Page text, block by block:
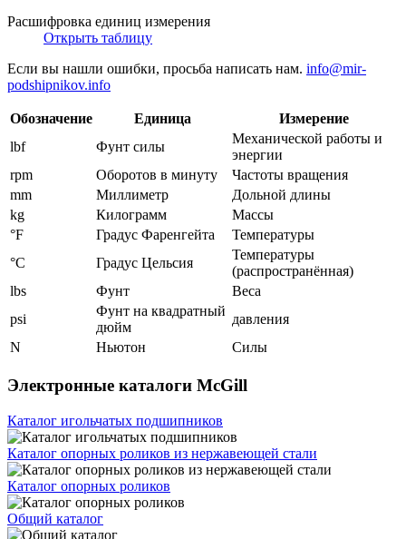
Расшифровка единиц измерения
Открыть таблицу
Если вы нашли ошибки, просьба написать нам. info@mir-
podshipnikov.info
Обозначение Единица
Измерение
lbf
Фунт силы
Механической работы и
энергии
rpm
Оборотов в минуту
Частоты вращения
mm
Миллиметр
Дольной длины
kg
Килограмм
Массы
°F
Градус Фаренгейта
Температуры
°C
Градус Цельсия
Температуры
(распространённая)
lbs
Фунт
Веса
psi
Фунт на квадратный
дюйм
давления
N
Ньютон Силы
Электронные каталоги McGill
Каталог игольчатых подшипников
Каталог опорных роликов из нержавеющей стали
Каталог опорных роликов
Общий каталог